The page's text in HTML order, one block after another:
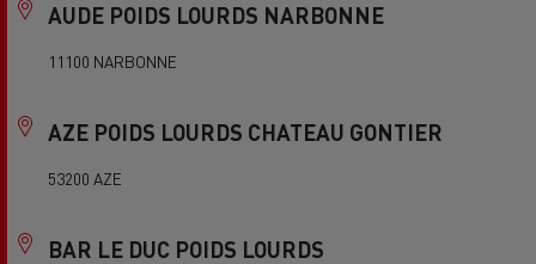
AUDE POIDS LOURDS NARBONNE
11100 NARBONNE
AZE POIDS LOURDS CHATEAU GONTIER
53200 AZE
BAR LE DUC POIDS LOURDS